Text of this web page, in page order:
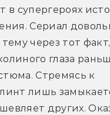
в супергероях
Сериал
через тот
глаза
Стремясь к
лишь
других.